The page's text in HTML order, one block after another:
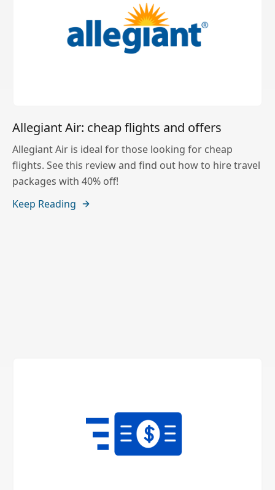
Allegiant Air: cheap flights and offers
Allegiant Air is ideal for those looking for cheap
flights. See this review and find out how to hire travel
packages with 40% off!
Keep Reading